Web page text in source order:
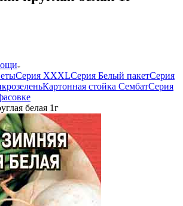
Серия XXXLСерия Белый пакетСерия
Картонная стойка СембатСерия
белая 1г